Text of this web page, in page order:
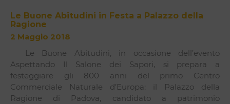
Le Buone Abitudini in Festa a Palazzo della
Ragione
2 Maggio 2018
Le Buone Abitudini, in occasione dell’evento
Aspettando Il Salone dei Sapori, si prepara a
festeggiare gli 800 anni del primo Centro
Commerciale Naturale d’Europa: il Palazzo della
Ragione di Padova, candidato a patrimonio